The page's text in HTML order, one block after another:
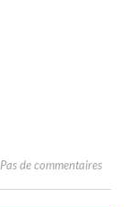
Pas de commentaires